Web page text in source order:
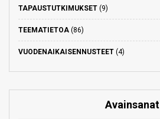
TAPAUSTUTKIMUKSET (9)
TEEMATIETOA (86)
VUODENAIKAISENNUSTEET (4)
Avainsanat